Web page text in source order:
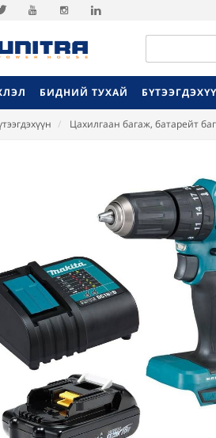
БИДНИЙ ТУХАЙ
Цахилгаан багаж, батарейт